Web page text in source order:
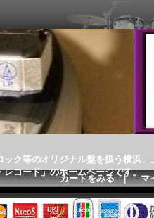
ク等のオリジナル盤を扱う横浜、
コード」のホームページです。
カートをみる｜ マ